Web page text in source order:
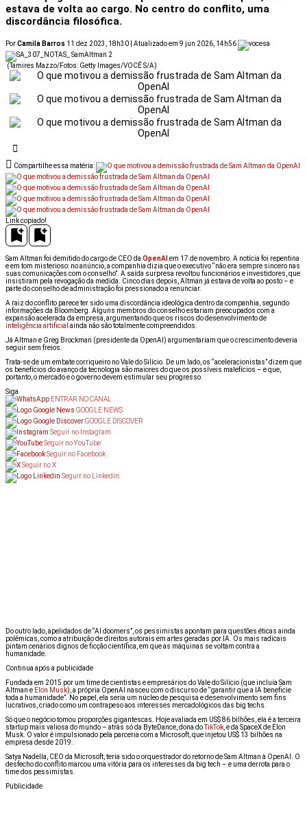
estava de volta ao cargo. No centro do conflito, uma
discordância filosófica.
PorCamila Barros 11 dez 2023, 18h30 | Atualizado em 9 jun 2026, 14h56
(Tamires Mazzo/Fotos: Getty Images/VOCÊ S/A)
Compartilhe essa matéria:
Link copiado!
Sam Altman foi demitido do cargo de CEO da OpenAI em 17 de novembro. A notícia foi repentina
e em tom misterioso: no anúncio, a companhia dizia que o executivo “não era sempre sincero nas
suas comunicações com o conselho”. A saída surpresa revoltou funcionários e investidores, que
insistiram pela revogação da medida. Cinco dias depois, Altman já estava de volta ao posto – e
parte do conselho de administração foi pressionado a renunciar.
A raiz do conflito parece ter sido uma discordância ideológica dentro da companhia, segundo
informações da Bloomberg. Alguns membros do conselho estariam preocupados com a
expansão acelerada da empresa, argumentando que os riscos do desenvolvimento de
inteligência artificial ainda não são totalmente compreendidos.
Já Altman e Greg Brockman (presidente da OpenAI) argumentariam que o crescimento deveria
seguir sem freios.
Trata-se de um embate corriqueiro no Vale do Silício. De um lado, os “aceleracionistas” dizem que
os benefícios do avanço da tecnologia são maiores do que os possíveis malefícios – e que,
portanto, o mercado e o governo devem estimular seu progresso.
Siga
ENTRAR NO CANAL
GOOGLE NEWS
GOOGLE DISCOVER
Seguir no Instagram
Seguir no YouTube
Seguir no Facebook
Seguir no X
Seguir no Linkedin
Do outro lado, apelidados de “AI doomers”, os pessimistas apontam para questões éticas ainda
polêmicas, como a atribuição de direitos autorais em artes geradas por IA. Os mais radicais
pintam cenários dignos de ficção científica, em que as máquinas se voltam contra a
humanidade.
Continua após a publicidade
Fundada em 2015 por um time de cientistas e empresários do Vale do Silício (que incluía Sam
Altman e Elon Musk), a própria OpenAI nasceu com o discurso de “garantir que a IA beneficie
toda a humanidade”. No papel, ela seria um núcleo de pesquisa e desenvolvimento sem fins
lucrativos, criado como um contrapeso aos interesses mercadológicos das big techs.
Só que o negócio tomou proporções gigantescas. Hoje avaliada em US$ 86 bilhões, ela é a terceira
startup mais valiosa do mundo – atrás só da ByteDance, dona doTikTok , e da SpaceX de Elon
Musk. O valor é impulsionado pela parceria com a Microsoft, que injetou US$ 13 bilhões na
empresa desde 2019.
Satya Nadella, CEO da Microsoft, teria sido o orquestrador do retorno de Sam Altman à OpenAI. O
desfecho do conflito marcou uma vitória para os interesses da big tech – e uma derrota para o
time dos pessimistas.
Publicidade